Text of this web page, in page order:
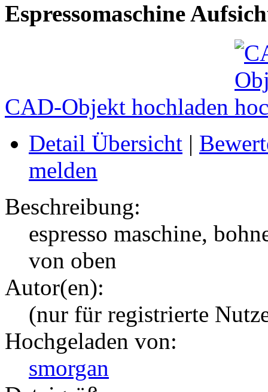
Espressomaschine
CAD-Objekt hochladen
Detail Übersicht |
melden
Beschreibung:
espresso maschine,
von oben
Autor(en):
(nur für registrierte
Hochgeladen von:
smorgan